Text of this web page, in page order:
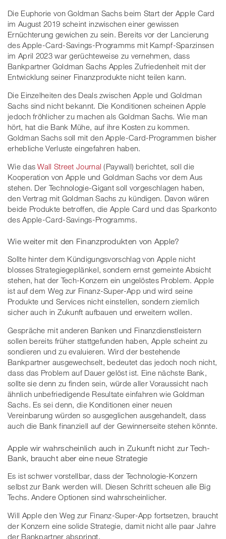
Die Euphorie von Goldman Sachs beim Start der Apple Card
im August 2019 scheint inzwischen einer gewissen
Ernüchterung gewichen zu sein. Bereits vor der Lancierung
des Apple-Card-Savings-Programms mit Kampf-Sparzinsen
im April 2023 war gerüchteweise zu vernehmen, dass
Bankpartner Goldman Sachs Apples Zufriedenheit mit der
Entwicklung seiner Finanzprodukte nicht teilen kann.
Die Einzelheiten des Deals zwischen Apple und Goldman
Sachs sind nicht bekannt. Die Konditionen scheinen Apple
jedoch fröhlicher zu machen als Goldman Sachs. Wie man
hört, hat die Bank Mühe, auf ihre Kosten zu kommen.
Goldman Sachs soll mit den Apple-Card-Programmen bisher
erhebliche Verluste eingefahren haben.
Wie dasWall Street Journal (Paywall) berichtet, soll die
Kooperation von Apple und Goldman Sachs vor dem Aus
stehen. Der Technologie-Gigant soll vorgeschlagen haben,
den Vertrag mit Goldman Sachs zu kündigen. Davon wären
beide Produkte betroffen, die Apple Card und das Sparkonto
des Apple-Card-Savings-Programms.
Wie weiter mit den Finanzprodukten von Apple?
Sollte hinter dem Kündigungsvorschlag von Apple nicht
blosses Strategiegeplänkel, sondern ernst gemeinte Absicht
stehen, hat der Tech-Konzern ein ungelöstes Problem. Apple
ist auf dem Weg zur Finanz-Super-App und wird seine
Produkte und Services nicht einstellen, sondern ziemlich
sicher auch in Zukunft aufbauen und erweitern wollen.
Gespräche mit anderen Banken und Finanzdienstleistern
sollen bereits früher stattgefunden haben, Apple scheint zu
sondieren und zu evaluieren. Wird der bestehende
Bankpartner ausgewechselt, bedeutet das jedoch noch nicht,
dass das Problem auf Dauer gelöst ist. Eine nächste Bank,
sollte sie denn zu finden sein, würde aller Voraussicht nach
ähnlich unbefriedigende Resultate einfahren wie Goldman
Sachs. Es sei denn, die Konditionen einer neuen
Vereinbarung würden so ausgeglichen ausgehandelt, dass
auch die Bank finanziell auf der Gewinnerseite stehen könnte.
Apple wir wahrscheinlich auch in Zukunft nicht zur Tech-
Bank, braucht aber eine neue Strategie
Es ist schwer vorstellbar, dass der Technologie-Konzern
selbst zur Bank werden will. Diesen Schritt scheuen alle Big
Techs. Andere Optionen sind wahrscheinlicher.
Will Apple den Weg zur Finanz-Super-App fortsetzen, braucht
der Konzern eine solide Strategie, damit nicht alle paar Jahre
der Bankpartner abspringt.